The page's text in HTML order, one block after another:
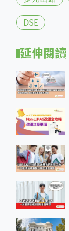
DSE
延伸閱讀